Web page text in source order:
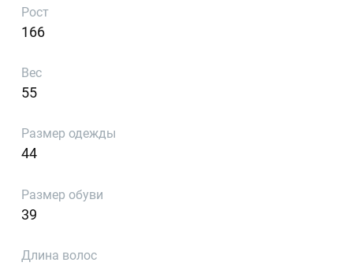
Рост
166
Вес
55
Размер одежды
44
Размер обуви
39
Длина волос